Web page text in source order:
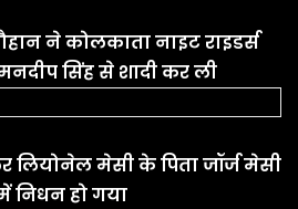
ने कोलकाता नाइट राइडर्स
सिंह से शादी कर ली
लियोनेल मेसी के पिता जॉर्ज मेसी
निधन हो गया